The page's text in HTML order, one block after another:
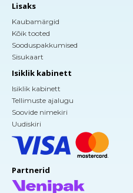
Lisaks
Kaubamärgid
Kõik tooted
Sooduspakkumised
Sisukaart
Isiklik kabinett
Isiklik kabinett
Tellimuste ajalugu
Soovide nimekiri
Uudiskiri
Partnerid